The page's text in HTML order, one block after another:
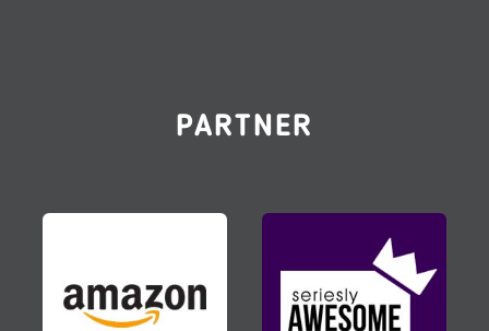
PARTNER